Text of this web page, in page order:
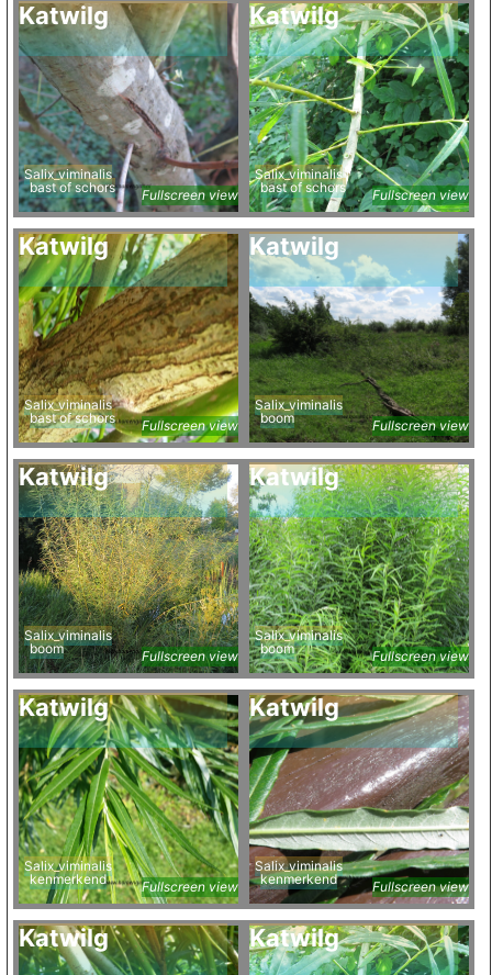
Katwilg
Salix_viminalis
bast of schors
Fullscreen view
Katwilg
Salix_viminalis
bast of schors
Fullscreen view
Katwilg
Salix_viminalis
bast of schors
Fullscreen view
Katwilg
Salix_viminalis
boom
Fullscreen view
Katwilg
Salix_viminalis
boom
Fullscreen view
Katwilg
Salix_viminalis
boom
Fullscreen view
Katwilg
Salix_viminalis
kenmerkend
Fullscreen view
Katwilg
Salix_viminalis
kenmerkend
Fullscreen view
Katwilg Katwilg